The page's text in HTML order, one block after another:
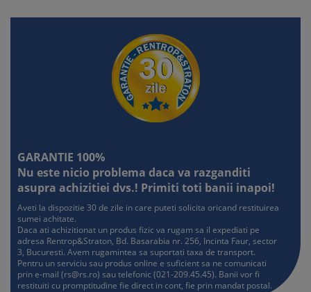
GARANTIE 100%
Nu este nicio problema daca va razganditi
asupra achizitiei dvs.! Primiti toti banii inapoi!
Aveti la dispozitie 30 de zile in care puteti solicita oricand restituirea
sumei achitate.
Daca ati achizitionat un produs fizic va rugam sa il expediati pe
adresa Rentrop&Straton, Bd. Basarabia nr. 256, Incinta Faur, sector
3, Bucuresti. Avem rugamintea sa suportati taxa de transport.
Pentru un serviciu sau produs online e suficient sa ne comunicati
prin e-mail (rs@rs.ro) sau telefonic (021-209.45.45). Banii vor fi
restituiti cu promptitudine fie direct in cont, fie prin mandat postal.